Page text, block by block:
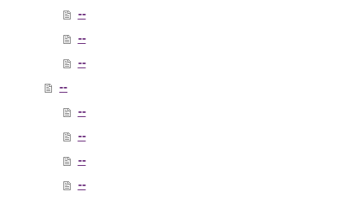
--
--
--
--
--
--
--
--